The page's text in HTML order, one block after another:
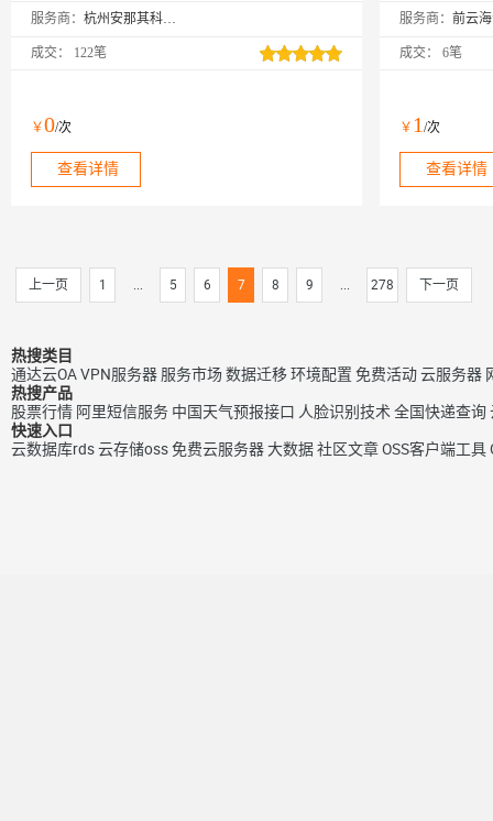
号、法定代表人、执行文号、发布日期、执行情况
服务商： 杭州安那其科技有限公司
成交： 122笔
￥0/次
查看详情
过RM命令强行
服务商：
成交： 6笔
￥ 1/次
查看详情
上一页 1 ... 5 6 7 8 9 ... 278 下一页
热搜类目
通达云OAVPN服务器 服务市场数据迁移环境配置 免费活动云服务器
热搜产品
股票行情 阿里短信服务 中国天气预报接口 人脸识别技术 全国快递查询
快速入口
云数据库rds云存储oss免费云服务器大数据社区文章OSS客户端工具